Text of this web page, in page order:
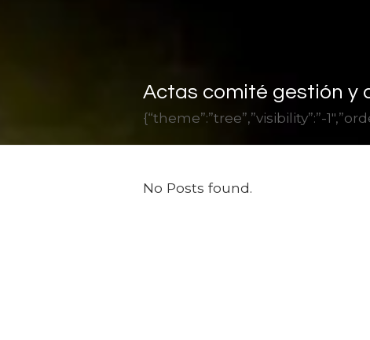
Actas comité gestión y
{“theme”:”tree”,”visibility”:”-
No Posts found.